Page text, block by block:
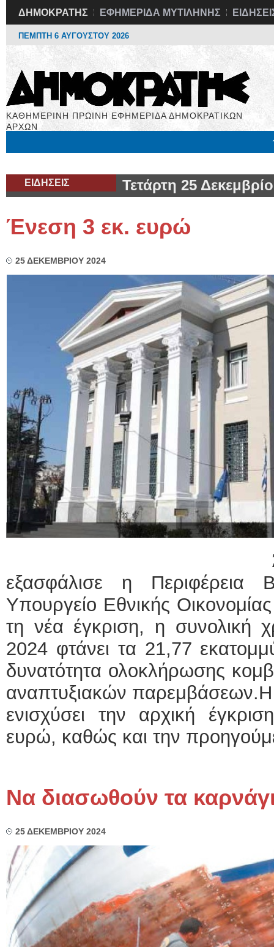
ΔΗΜΟΚΡΑΤΗΣ ΕΦΗΜΕΡΙΔΑ ΜΥΤΙΛΗΝΗΣ
ΠΕΜΠΤΗ 6 ΑΥΓΟΥΣΤΟΥ 2026
ΚΑΘΗΜΕΡΙΝΗ ΠΡΩΙΝΗ ΕΦΗΜΕΡΙΔΑ ΔΗΜΟΚΡΑΤΙΚΩΝ
ΑΡΧΩΝ
ΕΙΔΗΣΕΙΣ Τετάρτη 25
Ένεση 3 εκ. ευρώ
25 ΔΕΚΕΜΒΡΙΟΥ 2024
Άλλα 3
εξασφάλισε η Περιφέρεια
Υπουργείο Εθνικής
τη νέα έγκριση, η συνολική
2024 φτάνει τα 21,77
δυνατότητα ολοκλήρωσης
αναπτυξιακών
ενισχύσει την αρχική
ευρώ, καθώς και την
Nα διασωθούν τα
25 ΔΕΚΕΜΒΡΙΟΥ 2024